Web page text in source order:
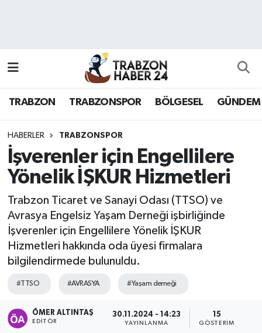
TRABZON TRABZONSPOR BÖLGESEL GÜNDEM
HABERLER TRABZONSPOR
İşverenler için Engellilere
Yönelik İŞKUR Hizmetleri
Trabzon Ticaret ve Sanayi Odası (TTSO) ve
Avrasya Engelsiz Yaşam Derneği işbirliğinde
İşverenler için Engellilere Yönelik İŞKUR
Hizmetleri hakkında oda üyesi firmalara
bilgilendirmede bulunuldu.
#TTSO #AVRASYA #Yaşam derneği
ÖMER ALTINTAŞ
EDITÖR
30.11.2024 - 14:23
YAYINLANMA
15
GÖSTERIM
Hava Durumu
Namaz Vakitleri
Trafik Durumu
Süper Lig Puan Durumu ve Fikstür
Son Dakika Haberleri
Haber Arşivi